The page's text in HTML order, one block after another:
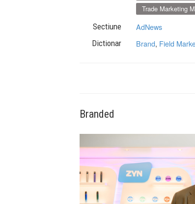
Trade Marketing
Sectiune AdNews
Dictionar Brand, Field
Branded